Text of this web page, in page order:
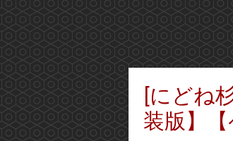
[にどね
装版】【